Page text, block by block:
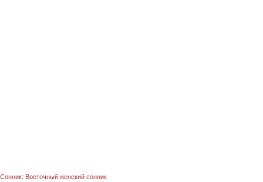
Сонник: Восточный женский сонник